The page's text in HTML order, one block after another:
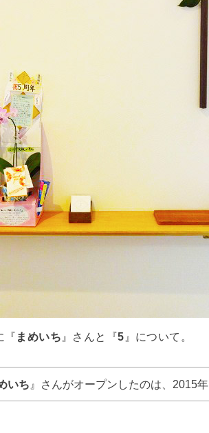
『 まめいち 』さんと『5 』について。
いち 』さんがオープンしたのは、2015年